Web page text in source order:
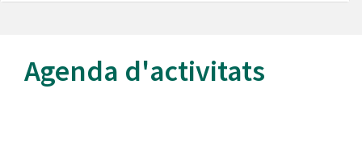
Agenda d'activitats